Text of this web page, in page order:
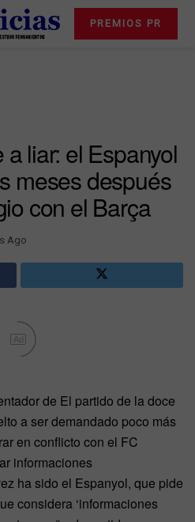
PREMIOS PR
liar: el Espanyol
meses después
con el Barça
Ago
Ad
de El partido de la doce
a ser demandado poco más
en conflicto con el FC
informaciones
ha sido el Espanyol, que pide
considera ‘informaciones